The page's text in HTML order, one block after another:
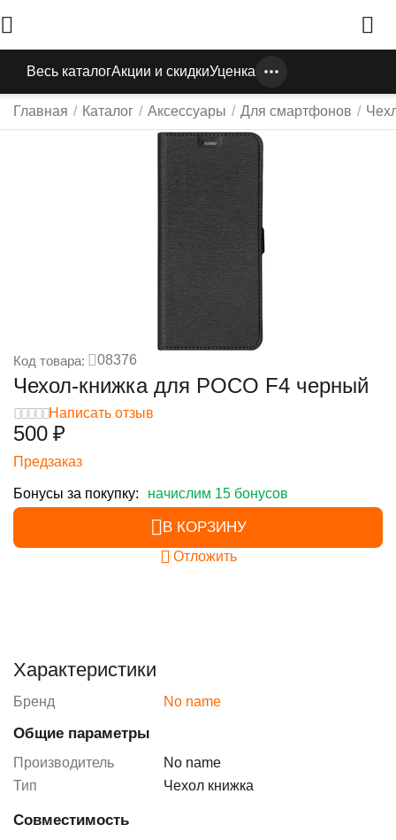
Весь каталогАкции и скидкиУценка
Главная / Каталог / Аксессуары / Для смартфонов /
Код товара: 08376
Чехол-книжка для POCO F4 черный
Написать отзыв
‍500‍ ₽
Предзаказ
Бонусы за покупку: начислим 15 бонусов
В КОРЗИНУ
Отложить
Характеристики
Бренд No name
Общие параметры
Производитель
No name
Тип
Чехол книжка
Совместимость